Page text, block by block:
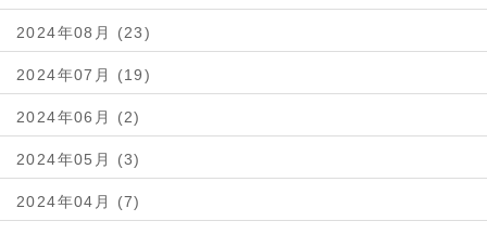
2024年08月 (23)
2024年07月 (19)
2024年06月 (2)
2024年05月 (3)
2024年04月 (7)